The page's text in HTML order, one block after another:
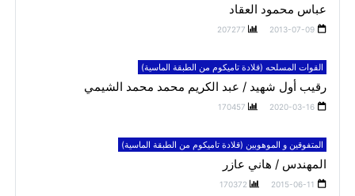
عباس محمود العقاد
2013-07-09
207277
القوات المسلحه (قلادة تاميكوم من الطبقة الماسية)
رقيب أول شهيد / عبد الكريم محمد محمد الشيمي
2020-03-16
170457
المتفوقين و الموهوبين (قلادة تاميكوم من الطبقة الماسية)
المهندس / هاني عازر
2015-06-11
170372